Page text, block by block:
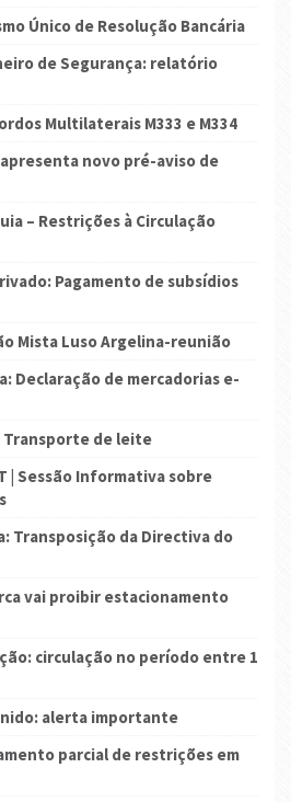
Único de Resolução Bancária
de Segurança: relatório
Multilaterais M333 e M334
apresenta novo pré-aviso de
– Restrições à Circulação
Pagamento de subsídios
Mista Luso Argelina-reunião
Declaração de mercadorias e-
Transporte de leite
| Sessão Informativa sobre
Transposição da Directiva do
vai proibir estacionamento
circulação no período entre 1
alerta importante
parcial de restrições em